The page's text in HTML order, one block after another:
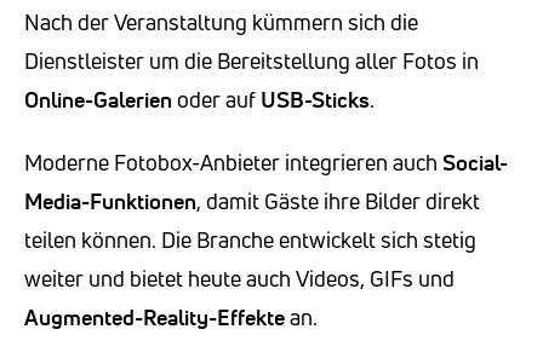
Nach der Veranstaltung kümmern sich die
Dienstleister um die Bereitstellung aller Fotos in
Online-Galerien oder auf USB-Sticks.
Moderne Fotobox-Anbieter integrieren auch Social-
Media-Funktionen, damit Gäste ihre Bilder direkt
teilen können. Die Branche entwickelt sich stetig
weiter und bietet heute auch Videos, GIFs und
Augmented-Reality-Effektean.